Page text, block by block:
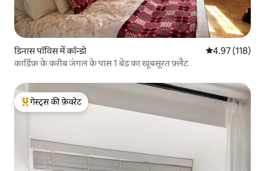
डिनास पॉविस में कॉन्डो औसत रेटिंग 5 में से
4.97 (118)
कार्डिफ़ के करीब जंगल के पास 1 बेड का खूबसूरत फ़्लैट
गेस्ट्स का टॉप फ़ेवरेट
गेस्ट्स की फ़ेवरेट